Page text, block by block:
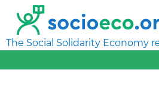
The Social Solidarity Economy